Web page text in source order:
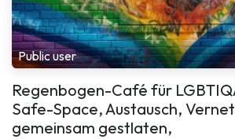
Public user
Regenbogen-Café für
Safe-Space, Austausch,
gemeinsam gestlaten,